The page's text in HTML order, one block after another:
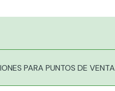
PARA PUNTOS DE VENTA